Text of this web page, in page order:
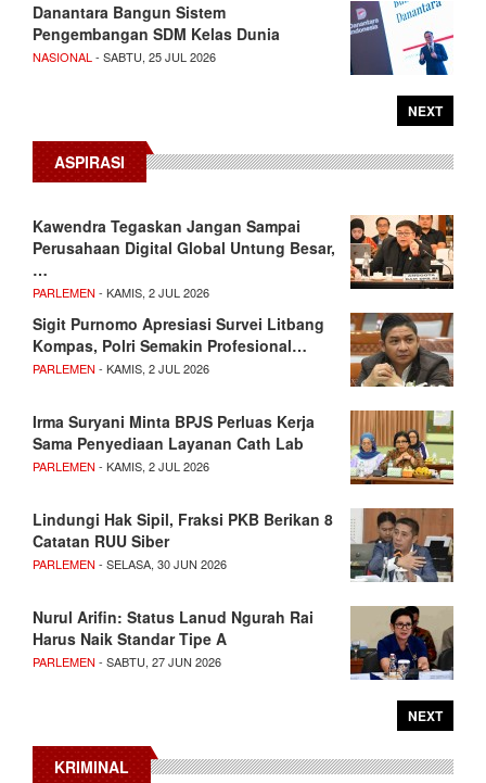
Danantara Bangun Sistem
Pengembangan SDM Kelas Dunia
NASIONAL - SABTU, 25 JUL 2026
NEXT
ASPIRASI
Kawendra Tegaskan Jangan Sampai
Perusahaan Digital Global Untung Besar,
…
PARLEMEN - KAMIS, 2 JUL 2026
Sigit Purnomo Apresiasi Survei Litbang
Kompas, Polri Semakin Profesional…
PARLEMEN - KAMIS, 2 JUL 2026
Irma Suryani Minta BPJS Perluas Kerja
Sama Penyediaan Layanan Cath Lab
PARLEMEN - KAMIS, 2 JUL 2026
Lindungi Hak Sipil, Fraksi PKB Berikan 8
Catatan RUU Siber
PARLEMEN - SELASA, 30 JUN 2026
Nurul Arifin: Status Lanud Ngurah Rai
Harus Naik Standar Tipe A
PARLEMEN - SABTU, 27 JUN 2026
NEXT
KRIMINAL